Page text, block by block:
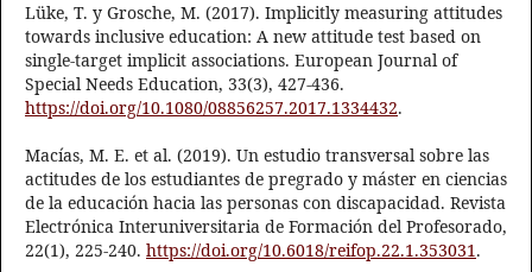
Lüke, T. y Grosche, M. (2017). Implicitly measuring attitudes
towards inclusive education: A new attitude test based on
single-target implicit associations. European Journal of
Special Needs Education, 33(3), 427-436.
https://doi.org/10.1080/08856257.2017.1334432.
Macías, M. E. et al. (2019). Un estudio transversal sobre las
actitudes de los estudiantes de pregrado y máster en ciencias
de la educación hacia las personas con discapacidad. Revista
Electrónica Interuniversitaria de Formación del Profesorado,
22(1), 225-240. https://doi.org/10.6018/reifop.22.1.353031.